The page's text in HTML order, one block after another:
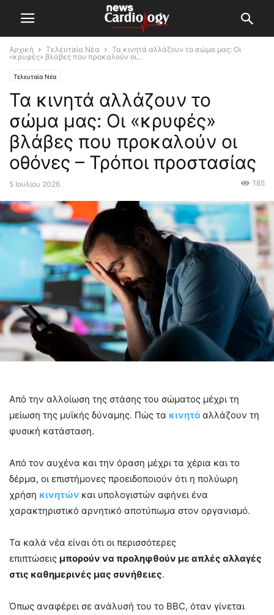
Αρχική Τελευταία Νέα
Τα κινητά αλλάζουν το σώμα μας: Οι
«κρυφές» βλάβες που προκαλούν οι...
Τελευταία Νέα
Τα κινητά αλλάζουν το
σώμα μας: Οι «κρυφές»
βλάβες που προκαλούν οι
οθόνες – Τρόποι προστασίας
5 Ιουλίου 2026 185
Από την αλλοίωση της στάσης του σώματος μέχρι τη
μείωση της μυϊκής δύναμης. Πώς τα κινητά αλλάζουν τη
φυσική κατάσταση.
Από τον αυχένα και την όραση μέχρι τα χέρια και το
δέρμα, οι επιστήμονες προειδοποιούν ότι η πολύωρη
χρήση κινητών και υπολογιστών αφήνει ένα
χαρακτηριστικό αρνητικό αποτύπωμα στον οργανισμό.
Τα καλά νέα είναι ότι οι περισσότερες
επιπτώσεις μπορούν να προληφθούν με απλές αλλαγές
στις καθημερινές μας συνήθειες.
Όπως αναφέρει σε ανάλυσή του το BBC, όταν γίνεται